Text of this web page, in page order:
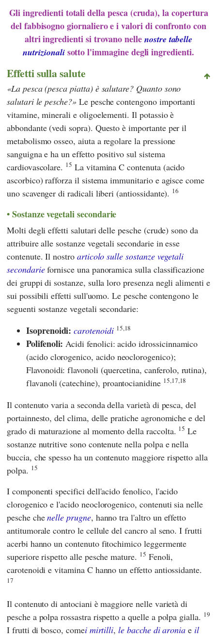
Gli ingredienti totali della pesca (cruda), la copertura
del fabbisogno giornaliero e i valori di confronto con
altri ingredienti si trovano nelle nostre tabelle
nutrizionalisotto l'immagine degli ingredienti.
Effetti sulla salute
La pesca (pesca piatta) è salutare? Quanto sono
salutari le pesche? Le pesche contengono importanti
vitamine, minerali e oligoelementi. Il potassio è
abbondante (vedi sopra). Questo è importante per il
metabolismo osseo, aiuta a regolare la pressione
sanguigna e ha un effetto positivo sul sistema
cardiovascolare. 15 La vitamina C contenuta (acido
ascorbico) rafforza il sistema immunitario e agisce come
uno scavenger di radicali liberi (antiossidante). 16
Sostanze vegetali secondarie
Molti degli effetti salutari delle pesche (crude) sono da
attribuire alle sostanze vegetali secondarie in esse
contenute. Il nostro articolo sulle sostanze vegetali
secondariefornisce una panoramica sulla classificazione
dei gruppi di sostanze, sulla loro presenza negli alimenti e
sui possibili effetti sull'uomo. Le pesche contengono le
seguenti sostanze vegetali secondarie:
Isoprenoidi: carotenoidi 15,18
Polifenoli: Acidi fenolici: acido idrossicinnamico
(acido clorogenico, acido neoclorogenico);
Flavonoidi: flavonoli (quercetina, canferolo, rutina),
flavanoli (catechine), proantocianidine 15,17,18
Il contenuto varia a seconda della varietà di pesca, del
portainnesto, del clima, delle pratiche agronomiche e del
grado di maturazione al momento della raccolta. 15 Le
sostanze nutritive sono contenute nella polpa e nella
buccia, che spesso ha un contenuto maggiore rispetto alla
polpa. 15
I componenti specifici dell'acido fenolico, l'acido
clorogenico e l'acido neoclorogenico, contenuti sia nelle
pesche chenelle prugne, hanno tra l'altro un effetto
antitumorale contro le cellule del cancro al seno. I frutti
acerbi hanno un contenuto fitochimico leggermente
superiore rispetto alle pesche mature. 15 Fenoli,
carotenoidi e vitamina C hanno un effetto antiossidante.
17
Il contenuto di antociani è maggiore nelle varietà di
pesche a polpa rossastra rispetto a quelle a polpa gialla. 19
I frutti di bosco, comei mirtilli,le bacche di aronia e il